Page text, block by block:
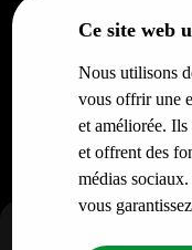
Ce site web
Nous utilisons
vous offrir une
et améliorée.
et offrent des
médias
vous